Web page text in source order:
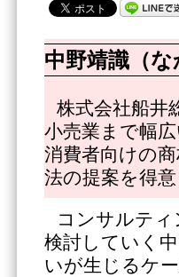
中野靖識（な
株式会社船井
小売業まで幅
消費者向けの
法の提案を得意
コンサルテ
検討していく
いが生じるケ